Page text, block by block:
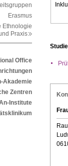
Erasmus
Ethnologie
Praxis
Office
Akademie
Zentren
Institute